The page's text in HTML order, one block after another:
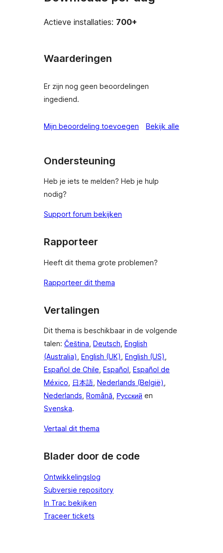
Actieve installaties: 700+
Waarderingen
Er zijn nog geen beoordelingen
ingediend.
Mijn beoordeling toevoegen Bekijk alle
Ondersteuning
Heb je iets te melden? Heb je hulp
nodig?
Support forum bekijken
Rapporteer
Heeft dit thema grote problemen?
Rapporteer dit thema
Vertalingen
Dit thema is beschikbaar in de volgende
talen: Čeština, Deutsch, English
(Australia), English (UK), English (US),
Español de Chile, Español, Español de
México, 日本語, Nederlands (België),
Nederlands, Română, Русский en
Svenska.
Vertaal dit thema
Blader door de code
Ontwikkelingslog
Subversie repository
In Trac bekijken
Traceer tickets